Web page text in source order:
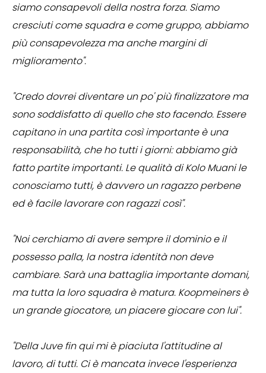
siamo consapevoli della nostra forza. Siamo
cresciuti come squadra e come gruppo, abbiamo
più consapevolezza ma anche margini di
miglioramento".
"Credo dovrei diventare un po' più finalizzatore ma
sono soddisfatto di quello che sto facendo. Essere
capitano in una partita così importante è una
responsabilità, che ho tutti i giorni: abbiamo già
fatto partite importanti. Le qualità di Kolo Muani le
conosciamo tutti, è davvero un ragazzo perbene
ed è facile lavorare con ragazzi così".
"Noi cerchiamo di avere sempre il dominio e il
possesso palla, la nostra identità non deve
cambiare. Sarà una battaglia importante domani,
ma tutta la loro squadra è matura. Koopmeiners è
un grande giocatore, un piacere giocare con lui".
"Della Juve fin qui mi è piaciuta l'attitudine al
lavoro, di tutti. Ci è mancata invece l'esperienza